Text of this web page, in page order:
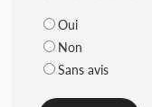
Oui
Non
Sans avis